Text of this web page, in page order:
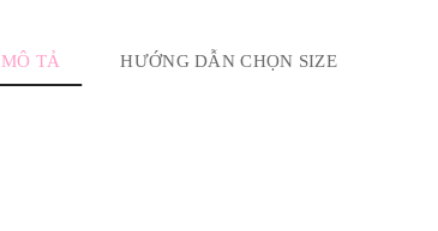
MÔ TẢ HƯỚNG DẪN CHỌN SIZE